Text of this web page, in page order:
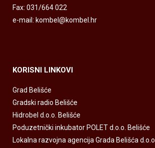
Fax: 031/664 022
e-mail: kombel@kombel.hr
KORISNI LINKOVI
Grad Belišće
Gradski radio Belišće
Hidrobel d.o.o. Belišće
Poduzetnički inkubator POLET d.o.o. Belišće
Lokalna razvojna agencija Grada Belišća d.o.o.